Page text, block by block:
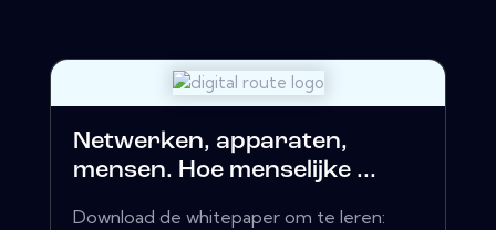
Netwerken, apparaten,
mensen. Hoe menselijke ...
Download de whitepaper om te leren: